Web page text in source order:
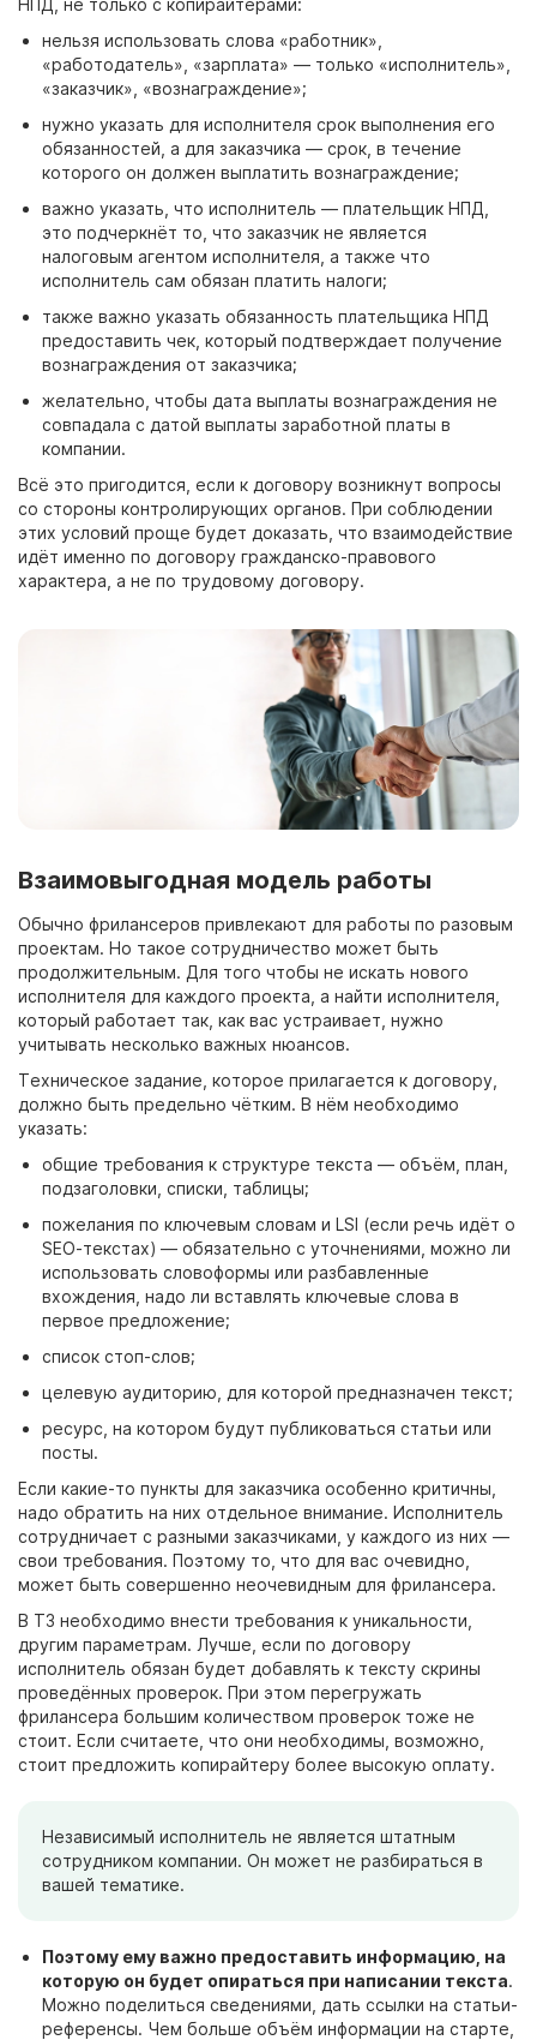
нельзя использовать слова «работник»,
«работодатель», «зарплата» — только «исполнитель»,
«заказчик», «вознаграждение»;
нужно указать для исполнителя срок выполнения его
обязанностей, а для заказчика — срок, в течение
которого он должен выплатить вознаграждение;
важно указать, что исполнитель — плательщик НПД,
это подчеркнёт то, что заказчик не является
налоговым агентом исполнителя, а также что
исполнитель сам обязан платить налоги;
также важно указать обязанность плательщика НПД
предоставить чек, который подтверждает получение
вознаграждения от заказчика;
желательно, чтобы дата выплаты вознаграждения не
совпадала с датой выплаты заработной платы в
компании.
Всё это пригодится, если к договору возникнут вопросы
со стороны контролирующих органов. При соблюдении
этих условий проще будет доказать, что взаимодействие
идёт именно по договору гражданско-правового
характера, а не по трудовому договору.
Взаимовыгодная модель работы
Обычно фрилансеров привлекают для работы по разовым
проектам. Но такое сотрудничество может быть
продолжительным. Для того чтобы не искать нового
исполнителя для каждого проекта, а найти исполнителя,
который работает так, как вас устраивает, нужно
учитывать несколько важных нюансов.
Техническое задание, которое прилагается к договору,
должно быть предельно чётким. В нём необходимо
указать:
общие требования к структуре текста — объём, план,
подзаголовки, списки, таблицы;
пожелания по ключевым словам и LSI (если речь идёт о
SEO-текстах) — обязательно с уточнениями, можно ли
использовать словоформы или разбавленные
вхождения, надо ли вставлять ключевые слова в
первое предложение;
список стоп-слов;
целевую аудиторию, для которой предназначен текст;
ресурс, на котором будут публиковаться статьи или
посты.
Если какие-то пункты для заказчика особенно критичны,
надо обратить на них отдельное внимание. Исполнитель
сотрудничает с разными заказчиками, у каждого из них —
свои требования. Поэтому то, что для вас очевидно,
может быть совершенно неочевидным для фрилансера.
В ТЗ необходимо внести требования к уникальности,
другим параметрам. Лучше, если по договору
исполнитель обязан будет добавлять к тексту скрины
проведённых проверок. При этом перегружать
фрилансера большим количеством проверок тоже не
стоит. Если считаете, что они необходимы, возможно,
стоит предложить копирайтеру более высокую оплату.
Независимый исполнитель не является штатным
сотрудником компании. Он может не разбираться в
вашей тематике.
Поэтому ему важно предоставить информацию, на
которую он будет опираться при написании текста.
Можно поделиться сведениями, дать ссылки на статьи-
референсы. Чем больше объём информации на старте,